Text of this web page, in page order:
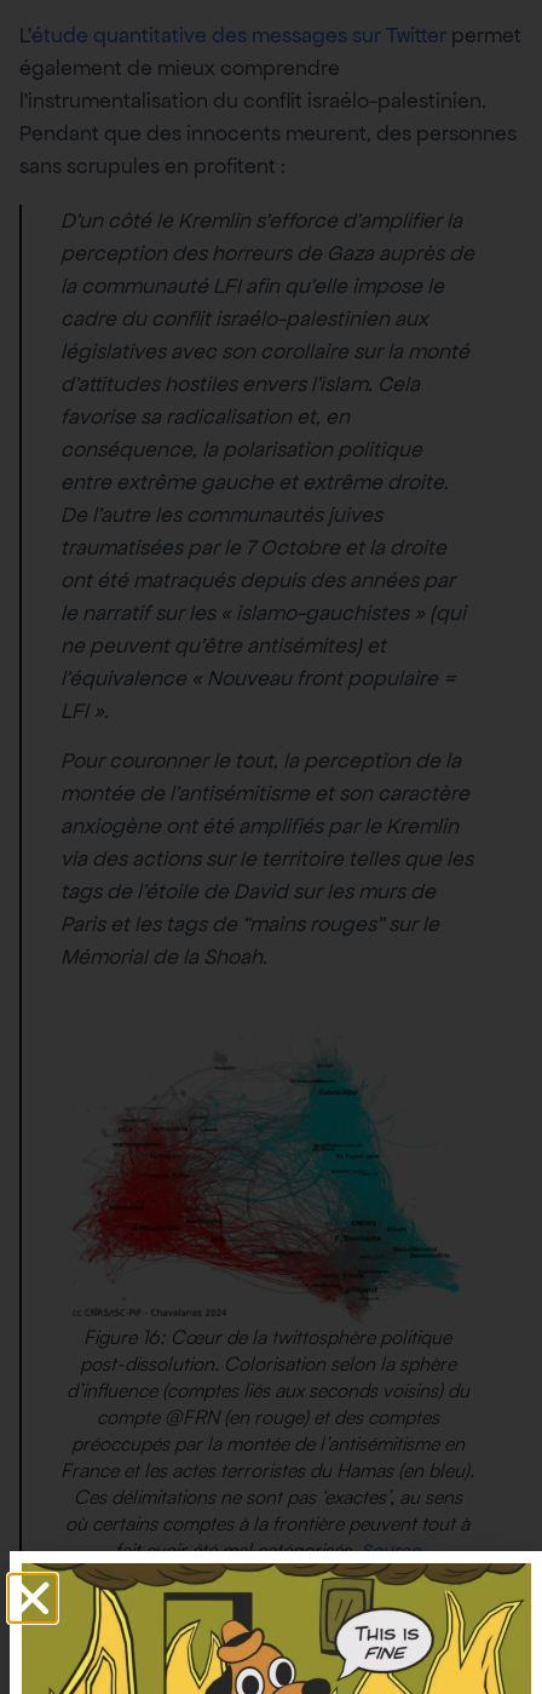
L’étude quantitative des messages sur Twitter permet
également de mieux comprendre
l’instrumentalisation du conflit israélo-palestinien.
Pendant que des innocents meurent, des personnes
sans scrupules en profitent :
D’un côté le Kremlin s’efforce d’amplifier la
perception des horreurs de Gaza auprès de
la communauté LFI afin qu’elle impose le
cadre du conflit israélo-palestinien aux
législatives avec son corollaire sur la monté
d’attitudes hostiles envers l’islam. Cela
favorise sa radicalisation et, en
conséquence, la polarisation politique
entre extrême gauche et extrême droite.
De l’autre les communautés juives
traumatisées par le 7 Octobre et la droite
ont été matraqués depuis des années par
le narratif sur les « islamo-gauchistes » (qui
ne peuvent qu’être antisémites) et
l’équivalence « Nouveau front populaire =
LFI ».
Pour couronner le tout, la perception de la
montée de l’antisémitisme et son caractère
anxiogène ont été amplifiés par le Kremlin
via des actions sur le territoire telles que les
tags de l’étoile de David sur les murs de
Paris et les tags de “mains rouges” sur le
Mémorial de la Shoah.
Figure 16: Cœur de la twittosphère politique
post-dissolution. Colorisation selon la sphère
d’influence (comptes liés aux seconds voisins) du
compte @FRN (en rouge) et des comptes
préoccupés par la montée de l’antisémitisme en
France et les actes terroristes du Hamas (en bleu).
Ces délimitations ne sont pas ‘exactes’, au sens
où certains comptes à la frontière peuvent tout à
fait avoir été mal catégorisés. Source
“Oui mais Mélenchon ! Jamais je veux qu’il soit
Premier ministre“